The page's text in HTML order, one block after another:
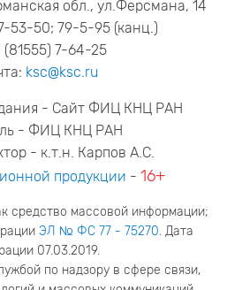
обл., ул.Ферсмана, 14
53-50; 79-5-95 (канц.)
(81555) 7-64-25
ksc@ksc.ru
- Сайт ФИЦ КНЦ РАН
- ФИЦ КНЦ РАН
- к.т.н. Карпов А.С.
продукции - 16+
средство массовой информации;
ЭЛ № ФС 77 - 75270. Дата
07.03.2019.
по надзору в сфере связи,